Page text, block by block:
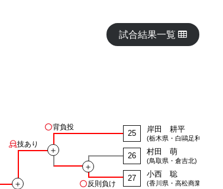
試合結果一覧
25 岸田 耕平
(栃木県・白鷗足利)
26 村田 萌
(鳥取県・倉吉北)
27 小西 聡
(香川県・高松商業)
反則負け
＋
背負投
＋
技あり
＋